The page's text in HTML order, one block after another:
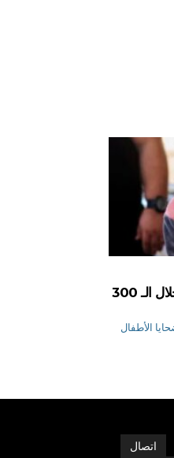
اليونيسيف: 300 طفل لقوا مصرعهم خلال الـ 300
الأطفال
اتصال